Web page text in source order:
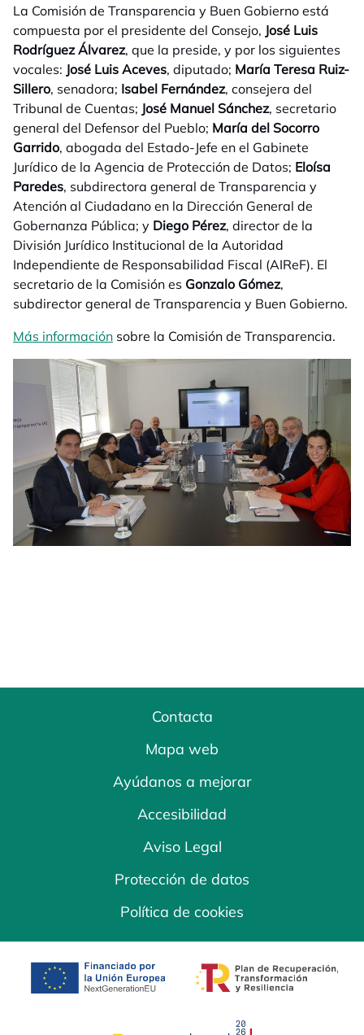
La Comisión de Transparencia y Buen Gobierno está
compuesta por el presidente del Consejo, José Luis
Rodríguez Álvarez, que la preside, y por los siguientes
vocales: José Luis Aceves, diputado; María Teresa Ruiz-
Sillero, senadora; Isabel Fernández, consejera del
Tribunal de Cuentas; José Manuel Sánchez, secretario
general del Defensor del Pueblo; María del Socorro
Garrido, abogada del Estado-Jefe en el Gabinete
Jurídico de la Agencia de Protección de Datos; Eloísa
Paredes, subdirectora general de Transparencia y
Atención al Ciudadano en la Dirección General de
Gobernanza Pública; y Diego Pérez, director de la
División Jurídico Institucional de la Autoridad
Independiente de Responsabilidad Fiscal (AIReF). El
secretario de la Comisión es Gonzalo Gómez,
subdirector general de Transparencia y Buen Gobierno.
Más información sobre la Comisión de Transparencia.
Contacta
Mapa web
Ayúdanos a mejorar
Accesibilidad
Aviso Legal
Protección de datos
Política de cookies
se abre en una pestaña nuevase abre en una
se abre en una pestaña